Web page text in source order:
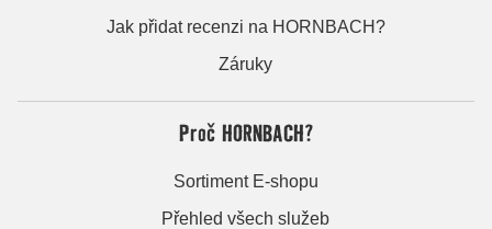
Jak přidat recenzi na HORNBACH?
Záruky
Proč HORNBACH?
Sortiment E-shopu
Přehled všech služeb